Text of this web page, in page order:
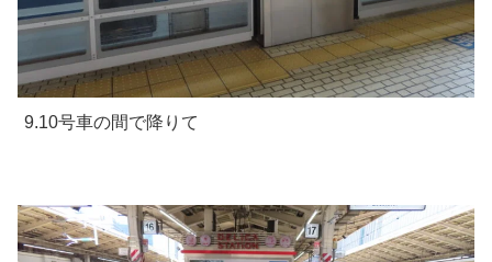
9.10号車の間で降りて